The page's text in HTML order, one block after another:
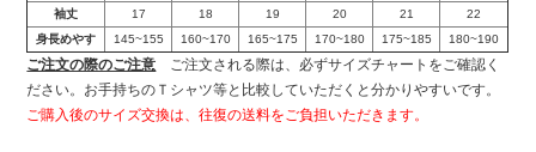
袖丈
17 18 19 20 21
22
身長めやす
145~155 160~170 165~175 170~180 175~185 180~190
ご注文の際のご注意 ご注文される際は、必ずサイズチャートをご確認く
ださい。お手持ちのＴシャツ等と比較していただくと分かりやすいです。
ご購入後のサイズ交換は、往復の送料をご負担いただきます。